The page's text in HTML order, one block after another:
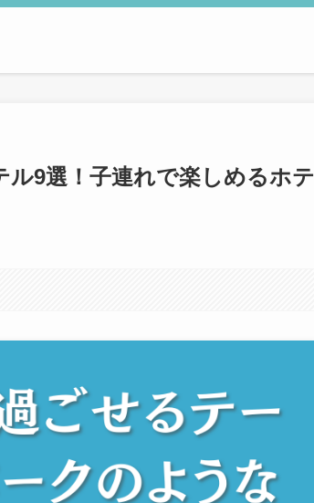
9選！子連れで楽しめるホテ